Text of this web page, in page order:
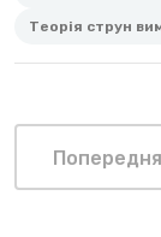
Теорія струн
Попередня